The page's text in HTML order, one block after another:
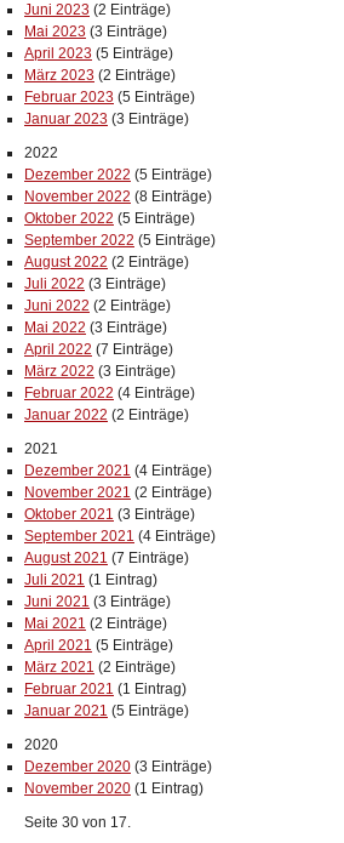
Juni 2023 (2 Einträge)
Mai 2023 (3 Einträge)
April 2023 (5 Einträge)
März 2023 (2 Einträge)
Februar 2023 (5 Einträge)
Januar 2023 (3 Einträge)
2022
Dezember 2022 (5 Einträge)
November 2022 (8 Einträge)
Oktober 2022 (5 Einträge)
September 2022 (5 Einträge)
August 2022 (2 Einträge)
Juli 2022 (3 Einträge)
Juni 2022 (2 Einträge)
Mai 2022 (3 Einträge)
April 2022 (7 Einträge)
März 2022 (3 Einträge)
Februar 2022 (4 Einträge)
Januar 2022 (2 Einträge)
2021
Dezember 2021 (4 Einträge)
November 2021 (2 Einträge)
Oktober 2021 (3 Einträge)
September 2021 (4 Einträge)
August 2021 (7 Einträge)
Juli 2021 (1 Eintrag)
Juni 2021 (3 Einträge)
Mai 2021 (2 Einträge)
April 2021 (5 Einträge)
März 2021 (2 Einträge)
Februar 2021 (1 Eintrag)
Januar 2021 (5 Einträge)
2020
Dezember 2020 (3 Einträge)
November 2020 (1 Eintrag)
Seite 30 von 17.